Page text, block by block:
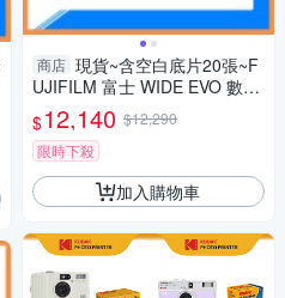
商店 現貨~含空白底片20張~F
UJIFILM 富士 WIDE EVO 數位
寬幅 拍立得 相機(公司貨)
$12,140 $12,290
限時下殺
加入購物車